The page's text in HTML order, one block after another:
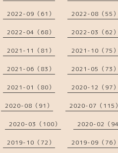
2022-09（61） 2022-08（55）
2022-04（68） 2022-03（62）
2021-11（81） 2021-10（75）
2021-06（83） 2021-05（73）
2021-01（80） 2020-12（97）
2020-08（91） 2020-07（115）
2020-03（100） 2020-02（94
2019-10（72） 2019-09（76）